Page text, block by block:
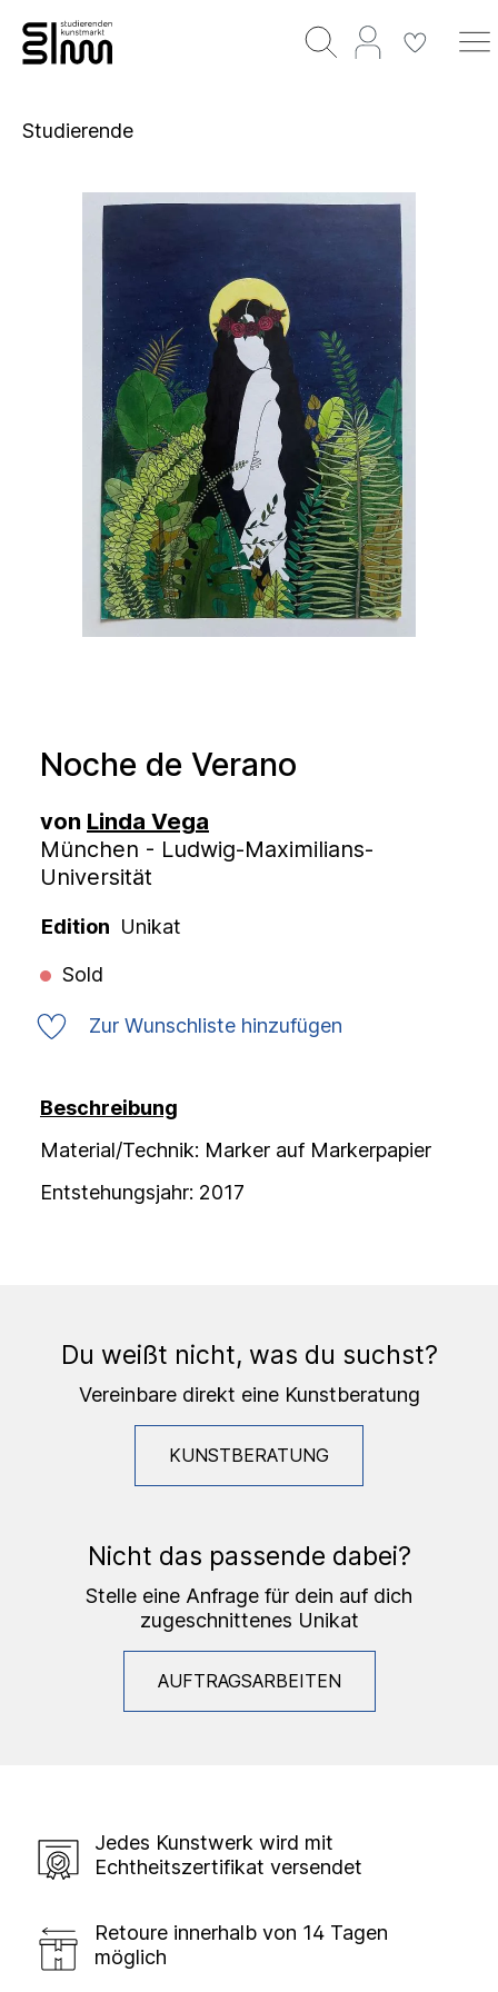
Studierende
Noche de Verano
von Linda Vega
München - Ludwig-Maximilians-
Universität
Edition Unikat
Sold
Zur Wunschliste hinzufügen
Beschreibung
Material/Technik: Marker auf Markerpapier
Entstehungsjahr: 2017
Du weißt nicht, was du suchst?
Vereinbare direkt eine Kunstberatung
KUNSTBERATUNG
Nicht das passende dabei?
Stelle eine Anfrage für dein auf dich
zugeschnittenes Unikat
AUFTRAGSARBEITEN
Jedes Kunstwerk wird mit
Echtheitszertifikat versendet
Retoure innerhalb von 14 Tagen
möglich